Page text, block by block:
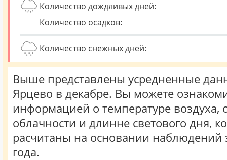
Количество дождливых дней:
Количество осадков:
Количество снежных дней:
Выше представлены усредненные
Ярцево в декабре. Вы можете
информацией о температуре воздуха,
облачности и длинне светового дня,
расчитаны на основании наблюдений
года.